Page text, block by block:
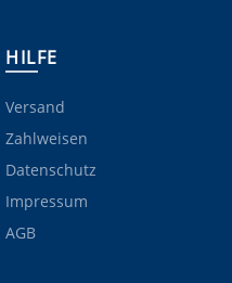
HILFE
Versand
Zahlweisen
Datenschutz
Impressum
AGB